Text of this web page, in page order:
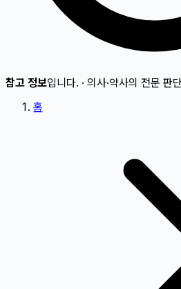
참고 정보입니다. · 의사·약사의 전문 판
홈